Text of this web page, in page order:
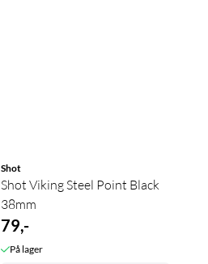
Shot
Shot Viking Steel Point Black
38mm
79,-
På lager